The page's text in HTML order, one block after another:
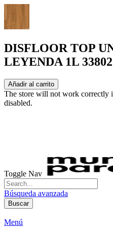
DISFLOOR TOP
LEYENDA 1L 33802
Añadir al carrito
The store will not work correctly
disabled.
Toggle Nav
Búsqueda avanzada
Buscar
Menú